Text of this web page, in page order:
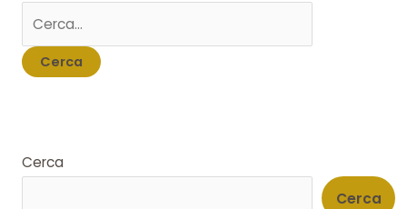
Cerca
Cerca